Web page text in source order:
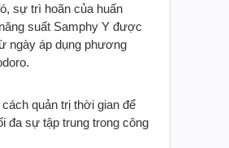
sự trì hoãn của huấn
suất Samphy Y được
ngày áp dụng phương
quản trị thời gian để
đa sự tập trung trong công